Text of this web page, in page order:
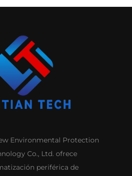
Environmental Protection
Co., Ltd. ofrece
periférica de